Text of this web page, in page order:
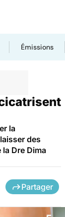
Émissions
la
des
Dre Dima
Partager